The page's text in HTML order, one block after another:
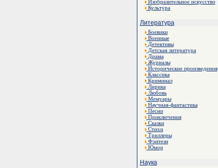
Изобразительное искусство
Культура
Литература
Боевики
Военные
Детективы
Детская литература
Драма
Журналы
Исторические произведения
Классика
Криминал
Лирика
Любовь
Мемуары
Научная-фантастика
Песни
Приключения
Сказки
Стихи
Триллеры
Фэнтези
Юмор
Наука